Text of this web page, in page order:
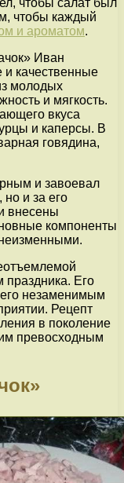
чтобы салат был
чтобы каждый
и ароматом.
Иван
и качественные
молодых
и мягкость.
вкуса
и каперсы. В
говядина,
и завоевал
и за его
внесены
компоненты
праздника. Его
его незаменимым
Рецепт
в поколение
превосходным